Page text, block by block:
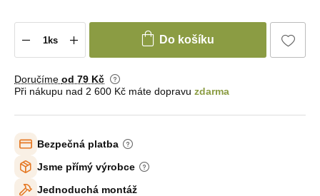
Do košíku
Doručíme od 79 Kč
Při nákupu nad 2 600 Kč máte dopravu zdarma
Bezpečná platba
Jsme přímý výrobce
Jednoduchá montáž